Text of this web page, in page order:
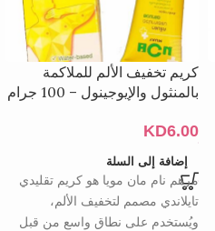
كريم تخفيف الألم للملاكمة
بالمنثول والإيوجينول – 100 جرام
KD6.00
إضافة إلى السلة
مرهم نام مان مويا هو كريم تقليدي
تايلاندي مصمم لتخفيف الألم،
ويُستخدم على نطاق واسع من قبل